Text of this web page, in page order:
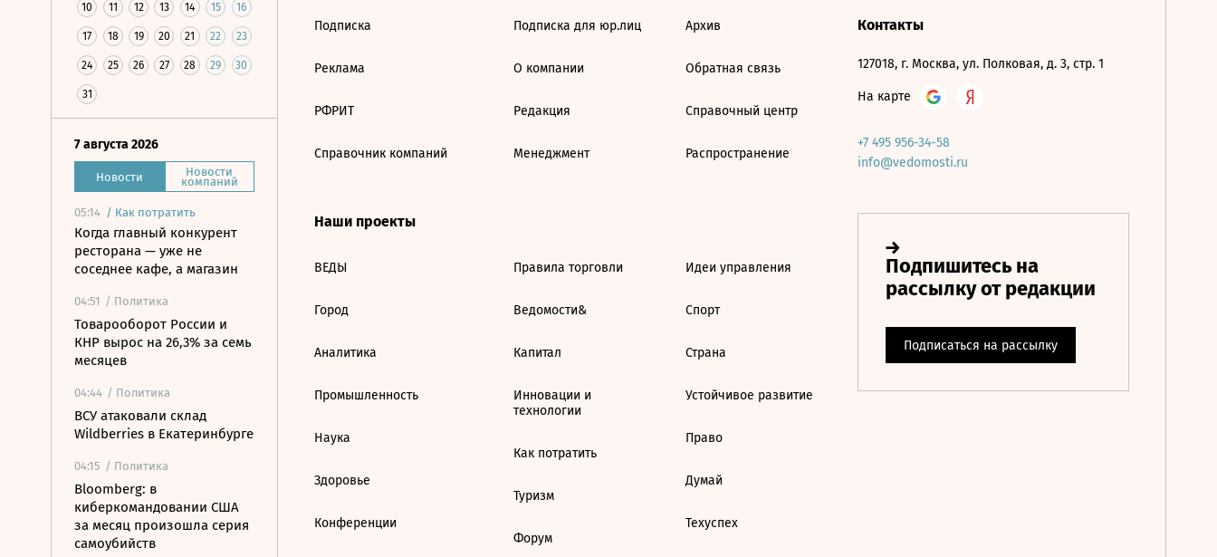
10 11 12 13 14 15 16
17 18 19 20 21 22 23
24 25 26 27 28 29 30
31
7 августа 2026
Новости Новости
компаний
05:14 / Как потратить
Когда главный конкурент
ресторана — уже не
соседнее кафе, а магазин
04:51 / Политика
Товарооборот России и
КНР вырос на 26,3% за семь
месяцев
04:44 / Политика
ВСУ атаковали склад
Wildberries в Екатеринбурге
04:15 / Политика
Bloomberg: в
киберкомандовании США
за месяц произошла серия
самоубийств
Подписка
Реклама
РФРИТ
Справочник компаний
Подписка для юр.лиц
О компании
Редакция
Менеджмент
Архив
Обратная связь
Справочный центр
Распространение
Наши проекты
ВЕДЫ
Город
Аналитика
Промышленность
Наука
Здоровье
Конференции
Правила торговли
Ведомости&
Капитал
Инновации и
технологии
Как потратить
Туризм
Форум
Идеи управления
Спорт
Страна
Устойчивое развитие
Право
Думай
Техуспех
Контакты
127018, г. Москва, ул. Полковая, д. 3, стр. 1
На карте
+7 495 956-34-58
info@vedomosti.ru